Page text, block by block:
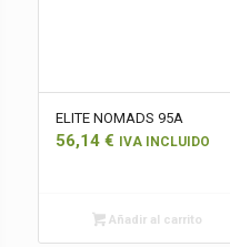
ELITE NOMADS 95A
56,14 € IVA INCLUIDO
Añadir al carrito